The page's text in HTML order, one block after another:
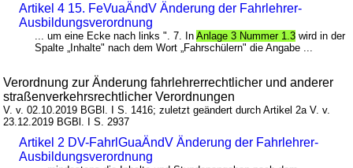
Artikel 4 15. FeVuaÄndV Änderung der Fahrlehrer-
Ausbildungsverordnung
... um eine Ecke nach links ". 7. InAnlage 3 Nummer 1.3 wird in der
Spalte „Inhalte" nach dem Wort „Fahrschülern" die Angabe ...
Verordnung zur Änderung fahrlehrerrechtlicher und anderer
straßenverkehrsrechtlicher Verordnungen
V. v. 02.10.2019 BGBl. I S. 1416; zuletzt geändert durch Artikel 2a V. v.
23.12.2019 BGBl. I S. 2937
Artikel 2 DV-FahrlGuaÄndV Änderung der Fahrlehrer-
Ausbildungsverordnung